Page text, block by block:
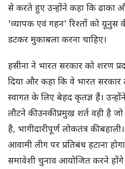
से करते हुए उन्होंने कहा कि ढाका
'व्यापक एवं गहन' रिश्तों को यूनुस की
डटकर मुकाबला करना चाहिए।
हसीना ने भारत सरकार को शरण
दिया और कहा कि वे भारत
स्वागत के लिए बेहद कृतज्ञ हैं।
लौटने की उनकी प्रमुख शर्त वही है
है, भागीदारीपूर्ण लोकतंत्र की
आवामी लीग पर प्रतिबंध हटाना
समावेशी चुनाव आयोजित करने